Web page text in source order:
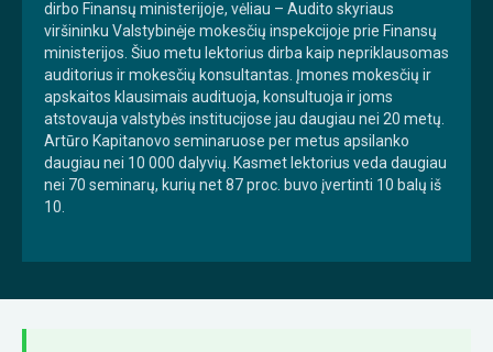
dirbo Finansų ministerijoje, vėliau – Audito skyriaus
viršininku Valstybinėje mokesčių inspekcijoje prie Finansų
ministerijos. Šiuo metu lektorius dirba kaip nepriklausomas
auditorius ir mokesčių konsultantas. Įmones mokesčių ir
apskaitos klausimais audituoja, konsultuoja ir joms
atstovauja valstybės institucijose jau daugiau nei 20 metų.
Artūro Kapitanovo seminaruose per metus apsilanko
daugiau nei 10 000 dalyvių. Kasmet lektorius veda daugiau
nei 70 seminarų, kurių net 87 proc. buvo įvertinti 10 balų iš
10.